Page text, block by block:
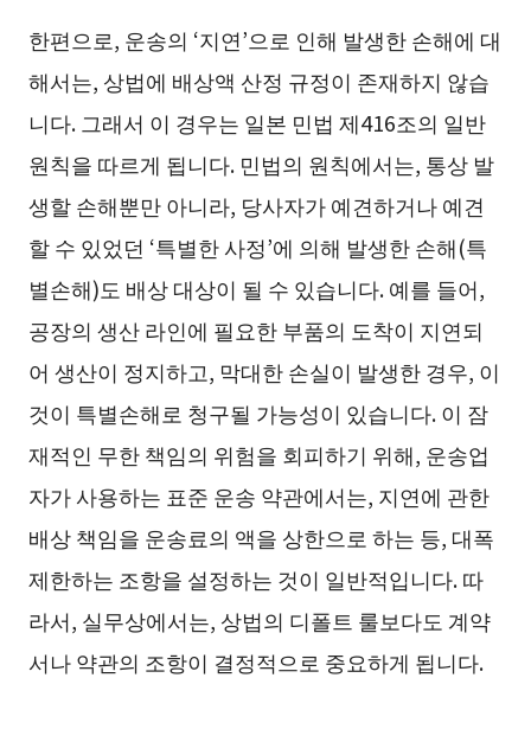
한편으로, 운송의 ‘지연’으로 인해 발생한 손해에 대
해서는, 상법에 배상액 산정 규정이 존재하지 않습
니다. 그래서 이 경우는 일본 민법 제416조의 일반
원칙을 따르게 됩니다. 민법의 원칙에서는, 통상 발
생할 손해뿐만 아니라, 당사자가 예견하거나 예견
할 수 있었던 ‘특별한 사정’에 의해 발생한 손해(특
별손해)도 배상 대상이 될 수 있습니다. 예를 들어,
공장의 생산 라인에 필요한 부품의 도착이 지연되
어 생산이 정지하고, 막대한 손실이 발생한 경우, 이
것이 특별손해로 청구될 가능성이 있습니다. 이 잠
재적인 무한 책임의 위험을 회피하기 위해, 운송업
자가 사용하는 표준 운송 약관에서는, 지연에 관한
배상 책임을 운송료의 액을 상한으로 하는 등, 대폭
제한하는 조항을 설정하는 것이 일반적입니다. 따
라서, 실무상에서는, 상법의 디폴트 룰보다도 계약
서나 약관의 조항이 결정적으로 중요하게 됩니다.